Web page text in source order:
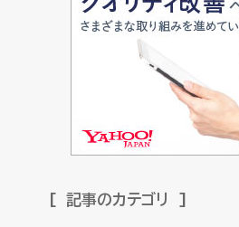
記事のカテゴリ